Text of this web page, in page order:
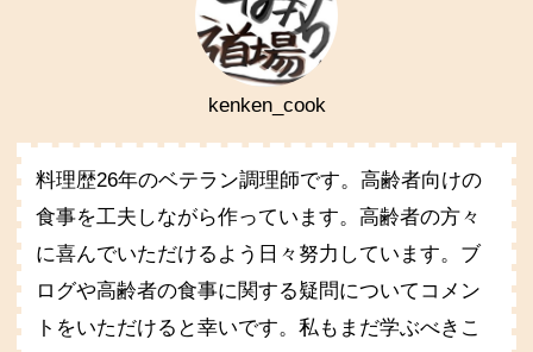
kenken_cook
料理歴26年のベテラン調理師です。高齢者向けの
食事を工夫しながら作っています。高齢者の方々
に喜んでいただけるよう日々努力しています。ブ
ログや高齢者の食事に関する疑問についてコメン
トをいただけると幸いです。私もまだ学ぶべきこ